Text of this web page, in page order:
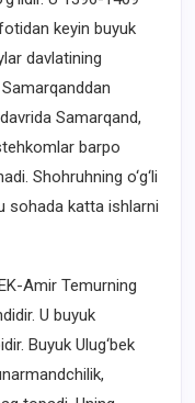
keyin buyuk
davlatining
Samarqand,
barpo
Shohruhning o‘g‘li
sohada katta ishlarni
Amir Temurning
U buyuk
Buyuk Ulug‘bek